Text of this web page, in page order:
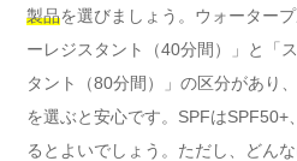
製品を選びましょう。ウォーター
ーレジスタント（40分間）」と「
タント（80分間）」の区分があり
を選ぶと安心です。SPFはSPF50+
るとよいでしょう。ただし、どん